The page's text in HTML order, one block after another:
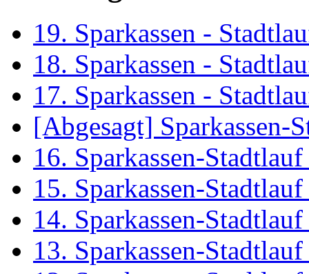
19. Sparkassen -
18. Sparkassen -
17. Sparkassen -
[Abgesagt] Sparkassen-
16. Sparkassen-
15. Sparkassen-
14. Sparkassen-
13. Sparkassen-